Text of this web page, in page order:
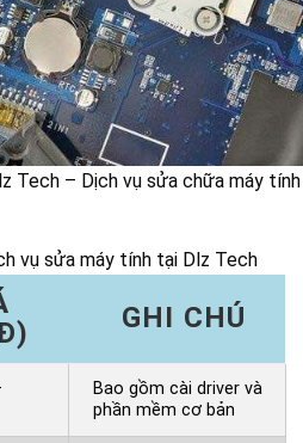
Tech – Dịch vụ sửa chữa máy
vụ sửa máy tính tại Dlz Tech
GHI CHÚ
Bao gồm cài driver và
phần mềm cơ bản